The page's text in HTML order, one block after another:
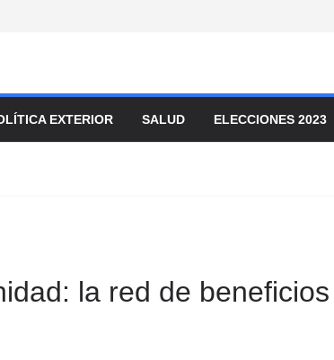
EXTERIOR SALUD ELECCIONES 2023
la red de beneficios